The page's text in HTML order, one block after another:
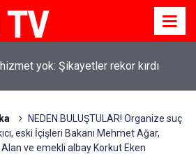
Başkanı Ertan Aksoy: Yüzde 20'yi
kazanıyor
NEDEN BULUŞTULAR! Organize suç
eski İçişleri Bakanı Mehmet Ağar,
ve emekli albay Korkut Eken